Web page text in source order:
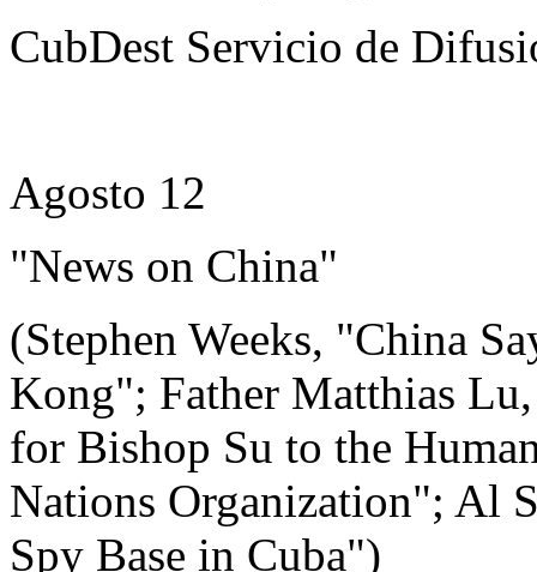
CubDest Servicio de
Agosto 12
"News on China"
(Stephen Weeks, "China
Kong"; Father Matthias
for Bishop Su to the
Nations Organization"; Al
Spy Base in Cuba")